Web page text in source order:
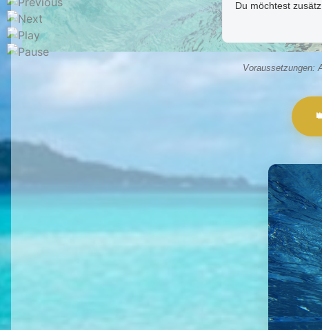
Du möchtest
Voraussetzungen: